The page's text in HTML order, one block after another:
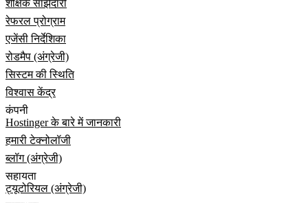
शैक्षिक साझेदारी
रेफरल प्रोग्राम
एजेंसी निर्देशिका
रोडमैप (अंग्रेजी)
सिस्टम की स्थिति
विश्वास केंद्र
कंपनी
Hostinger के बारे में जानकारी
हमारी टेक्नोलॉजी
ब्लॉग (अंग्रेजी)
सहायता
ट्यूटोरियल (अंग्रेजी)